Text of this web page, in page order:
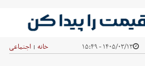
۱۴۰۵/۰۳/۱۳ - ۱۵:۴۹ خانه | اجتماعی